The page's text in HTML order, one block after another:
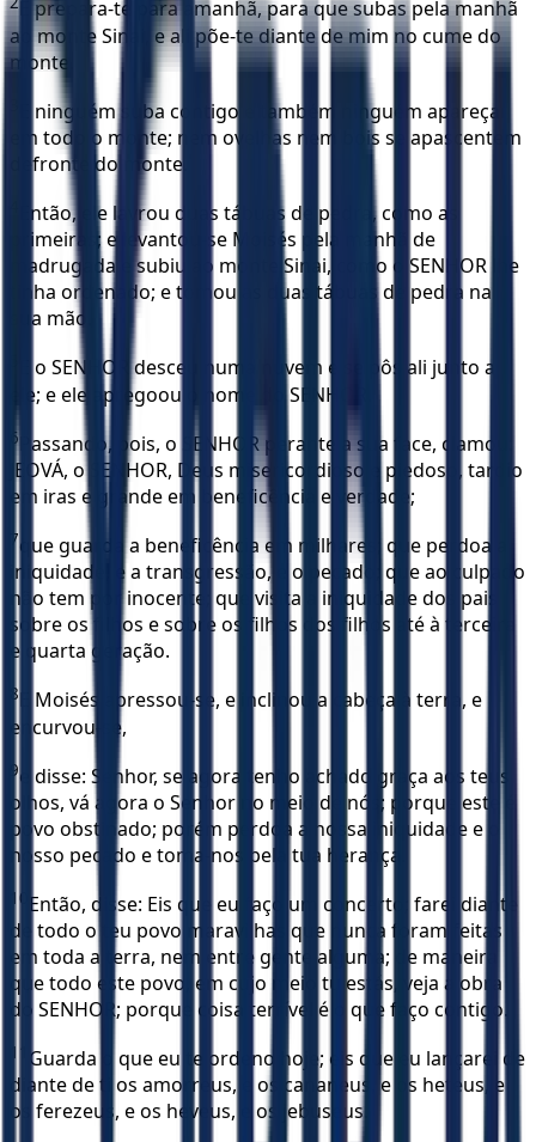
E prepara-te para amanhã, para que subas pela manhã
ao monte Sinai, e ali põe-te diante de mim no cume do
monte.
E ninguém suba contigo e também ninguém apareça
em todo o monte; nem ovelhas nem bois se apascentem
defronte do monte.
Então, ele lavrou duas tábuas de pedra, como as
primeiras; e levantou-se Moisés pela manhã de
madrugada e subiu ao monte Sinai, como o SENHOR lhe
tinha ordenado; e tomou as duas tábuas de pedra na
sua mão.
E o SENHOR desceu numa nuvem e se pôs ali junto a
ele; e ele apregoou o nome do SENHOR.
6
Passando, pois, o SENHOR perante a sua face, clamou:
JEOVÁ, o SENHOR, Deus misericordioso e piedoso, tardio
em iras e grande em beneficência e verdade;
7que guarda a beneficência em milhares; que perdoa a
iniquidade, e a transgressão, e o pecado; que ao culpado
não tem por inocente; que visita a iniquidade dos pais
sobre os filhos e sobre os filhos dos filhos até à terceira
e quarta geração.
8
E Moisés apressou-se, e inclinou a cabeça à terra, e
encurvou-se,
9e disse: Senhor, se agora tenho achado graça aos teus
olhos, vá agora o Senhor no meio de nós; porque este é
povo obstinado; porém perdoa a nossa iniquidade e o
nosso pecado e toma-nos pela tua herança.
10 Então, disse: Eis que eu faço um concerto; farei diante
de todo o teu povo maravilhas que nunca foram feitas
em toda a terra, nem entre gente alguma; de maneira
que todo este povo, em cujo meio tu estás, veja a obra
do SENHOR; porque coisa terrível é o que faço contigo.
11
Guarda o que eu te ordeno hoje; eis que eu lançarei de
diante de ti os amorreus, e os cananeus, e os heteus, e
os ferezeus, e os heveus, e os jebuseus.